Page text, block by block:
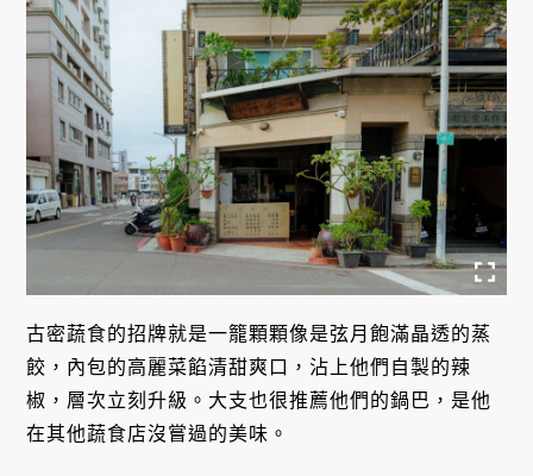
古密蔬食的招牌就是一籠顆顆像是弦月飽滿晶透的蒸
餃，內包的高麗菜餡清甜爽口，沾上他們自製的辣
椒，層次立刻升級。大支也很推薦他們的鍋巴，是他
在其他蔬食店沒嘗過的美味。